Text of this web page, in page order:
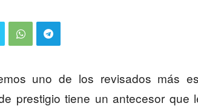
uno de los revisados más
prestigio tiene un antecesor que